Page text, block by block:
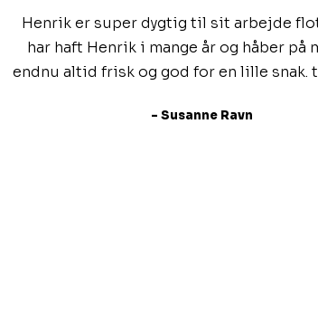
Henrik er super dygtig til sit arbejde
har haft Henrik i mange år og håber på
endnu altid frisk og god for en lille snak.
- Susanne Ravn